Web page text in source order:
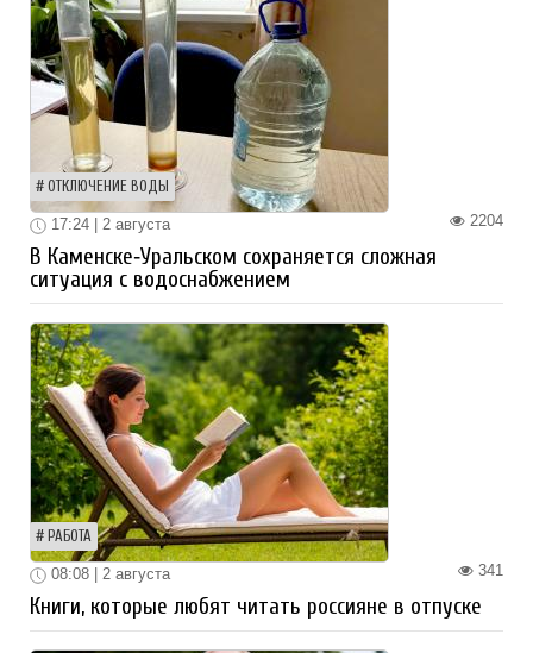
ОТКЛЮЧЕНИЕ ВОДЫ
2204
17:24 | 2 августа
В Каменске‑Уральском сохраняется сложная
ситуация с водоснабжением
РАБОТА
341
08:08 | 2 августа
Книги, которые любят читать россияне в отпуске